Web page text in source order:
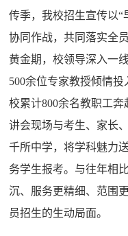
传季，我校招生宣传以
协同作战，共同落实全
黄金期，校领导深入一
500余位专家教授倾情
校累计800余名教职工
讲会现场与考生、家长
千所中学，将学科魅力
务学生报考。与往年相
沉、服务更精细、范围
员招生的生动局面。